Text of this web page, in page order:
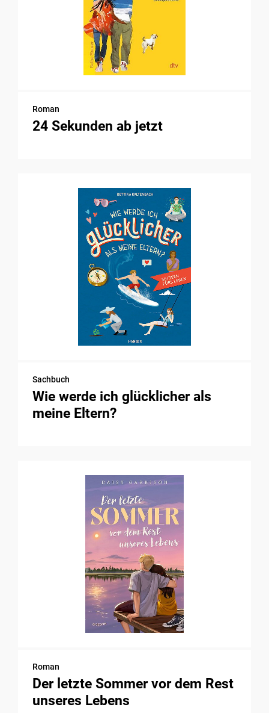
Roman
24 Sekunden ab jetzt
Sachbuch
Wie werde ich glücklicher als
meine Eltern?
Roman
Der letzte Sommer vor dem Rest
unseres Lebens